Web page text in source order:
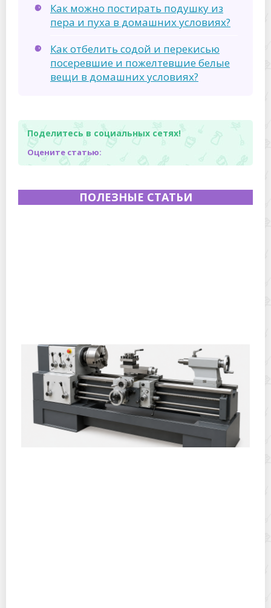
Как можно постирать подушку из
пера и пуха в домашних условиях?
Как отбелить содой и перекисью
посеревшие и пожелтевшие белые
вещи в домашних условиях?
Поделитесь в социальных сетях!
Оцените статью:
ПОЛЕЗНЫЕ СТАТЬИ